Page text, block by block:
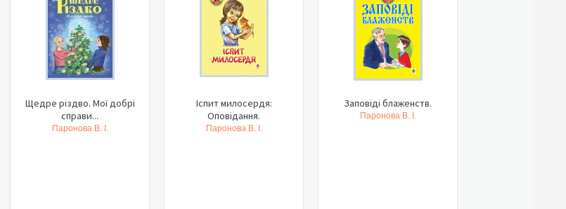
Щедре різдво. Мої добрі
справи...
Паронова В. І.
Іспит милосердя:
Оповідання.
Паронова В. І.
Заповіді блаженств.
Паронова В. І.